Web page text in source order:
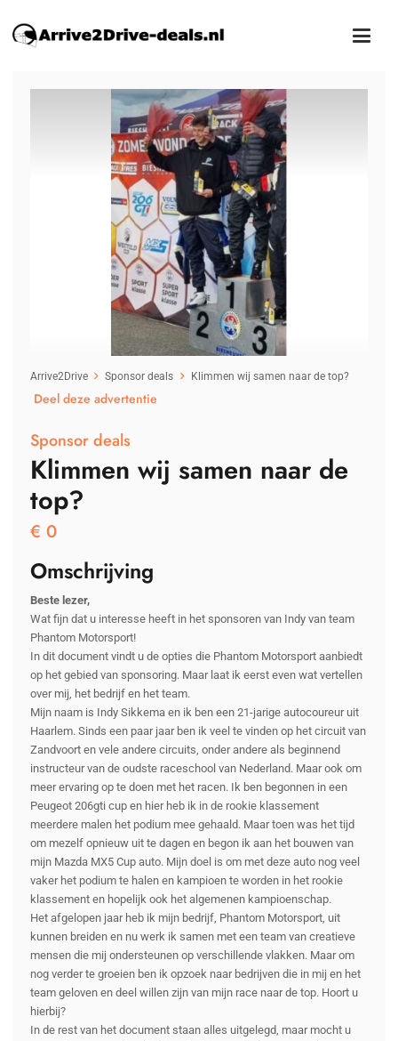
Arrive2Drive Sponsor deals Klimmen wij samen naar de top?
Deel deze advertentie
Sponsor deals
Klimmen wij samen naar de
top?
€ 0
Omschrijving
Beste lezer,
Wat fijn dat u interesse heeft in het sponsoren van Indy van team
Phantom Motorsport!
In dit document vindt u de opties die Phantom Motorsport aanbiedt
op het gebied van sponsoring. Maar laat ik eerst even wat vertellen
over mij, het bedrijf en het team.
Mijn naam is Indy Sikkema en ik ben een 21-jarige autocoureur uit
Haarlem. Sinds een paar jaar ben ik veel te vinden op het circuit van
Zandvoort en vele andere circuits, onder andere als beginnend
instructeur van de oudste raceschool van Nederland. Maar ook om
meer ervaring op te doen met het racen. Ik ben begonnen in een
Peugeot 206gti cup en hier heb ik in de rookie klassement
meerdere malen het podium mee gehaald. Maar toen was het tijd
om mezelf opnieuw uit te dagen en begon ik aan het bouwen van
mijn Mazda MX5 Cup auto. Mijn doel is om met deze auto nog veel
vaker het podium te halen en kampioen te worden in het rookie
klassement en hopelijk ook het algemenen kampioenschap.
Het afgelopen jaar heb ik mijn bedrijf, Phantom Motorsport, uit
kunnen breiden en nu werk ik samen met een team van creatieve
mensen die mij ondersteunen op verschillende vlakken. Maar om
nog verder te groeien ben ik opzoek naar bedrijven die in mij en het
team geloven en deel willen zijn van mijn race naar de top. Hoort u
hierbij?
In de rest van het document staan alles uitgelegd, maar mocht u